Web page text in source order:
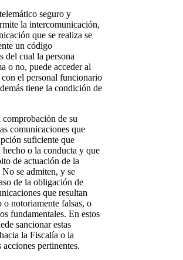
seguro y
la intercomunicación,
que se realiza se
un código
del cual la persona
o no, puede acceder al
con el personal funcionario
tiene la condición de
comprobación de su
comunicaciones que
suficiente que
o la conducta y que
de actuación de la
se admiten, y se
de la obligación de
que resultan
o notoriamente falsas, o
fundamentales. En estos
sancionar estas
la Fiscalía o la
pertinentes.